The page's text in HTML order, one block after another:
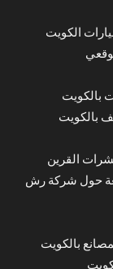
الكويت
بالكويت
بالكويت
القرين
حول شركة رش
بالكويت